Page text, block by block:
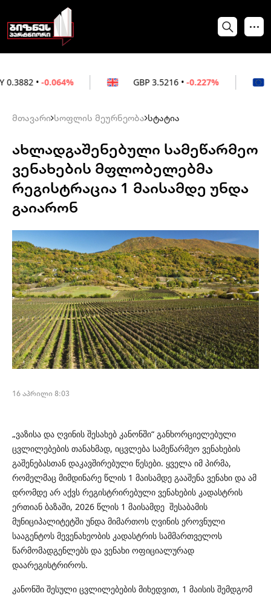
3.5216 • -0.227%
მთავარი სოფლის მეურნეობა სტატია
ახლადგაშენებული სამეწარმეო
ვენახების მფლობელებმა
რეგისტრაცია 1 მაისამდე უნდა
გაიარონ
16 აპრილი 8:03
„ვაზისა და ღვინის შესახებ კანონში“ განხორციელებული
ცვლილებების თანახმად, იცვლება სამეწარმეო ვენახების
გაშენებასთან დაკავშირებული წესები. ყველა იმ პირმა,
რომელმაც მიმდინარე წლის 1 მაისამდე გააშენა ვენახი და ამ
დრომდე არ აქვს რეგისტრირებული ვენახების კადასტრის
ერთიან ბაზაში, 2026 წლის 1 მაისამდე შესაბამის
მუნიციპალიტეტში უნდა მიმართოს ღვინის ეროვნული
სააგენტოს მევენახეობის კადასტრის სამმართველოს
წარმომადგენლებს და ვენახი ოფიციალურად
დაარეგისტრიროს.
კანონში შესული ცვლილებების მიხედვით, 1 მაისის შემდგომ